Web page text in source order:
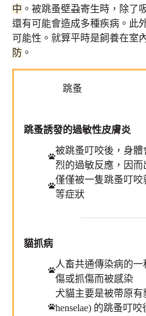
中 。被跳蚤壁蝨寄生時，除了
還有可能會造成多種疾病。此
可能性。就算平時是飼養在室
防 。
跳蚤
跳蚤誘發的過敏性皮膚炎
被跳蚤叮咬後，身
烈的過敏反應，因
僅僅被一隻跳蚤叮
等症狀
貓抓病
人畜共通傳染病的
傷或抓傷而被感染
犬貓主要是被帶原有
henselae) 的跳蚤叮